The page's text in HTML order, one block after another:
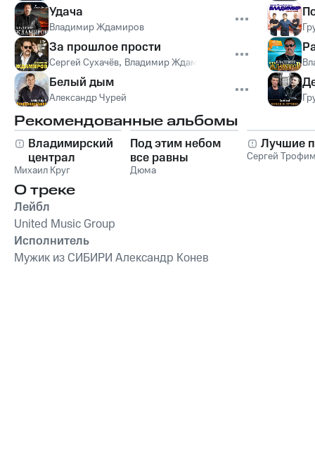
Удача
Владимир Ждамиров
За прошлое прости
Сергей Сухачёв, Владимир Ждамиров
Белый дым
Александр Чурей
Рекомендованные альбомы
Владимирский
централ
Михаил Круг
Под этим небом
все равны
Дюма
Лучшие
Сергей
О треке
Лейбл
United Music Group
Исполнитель
Мужик из СИБИРИ Александр Конев